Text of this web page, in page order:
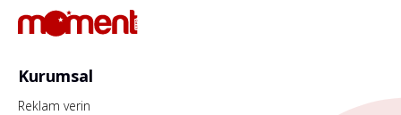
Kurumsal
Reklam verin